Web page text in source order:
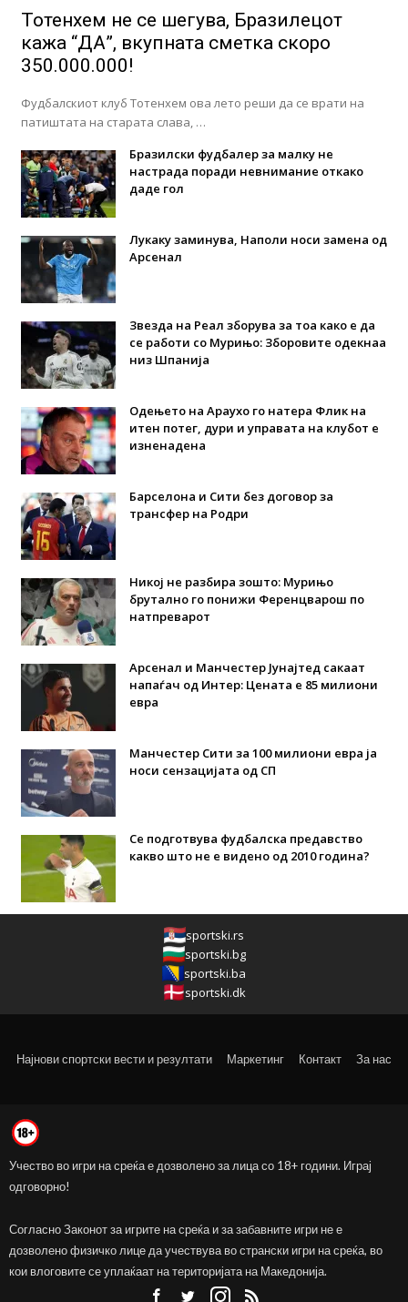
Тотенхем не се шегува, Бразилецот
кажа “ДА”, вкупната сметка скоро
350.000.000!
Фудбалскиот клуб Тотенхем ова лето реши да се врати на
патиштата на старата слава, …
Бразилски фудбалер за малку не
настрада поради невнимание откако
даде гол
Лукаку заминува, Наполи носи замена од
Арсенал
Звезда на Реал зборува за тоа како е да
се работи со Мурињо: Зборовите одекнаа
низ Шпанија
Одењето на Араухо го натера Флик на
итен потег, дури и управата на клубот е
изненадена
Барселона и Сити без договор за
трансфер на Родри
Никој не разбира зошто: Мурињо
брутално го понижи Ференцварош по
натпреварот
Арсенал и Манчестер Јунајтед сакаат
напаѓач од Интер: Цената е 85 милиони
евра
Манчестер Сити за 100 милиони евра ја
носи сензацијата од СП
Се подготвува фудбалска предавство
какво што не е видено од 2010 година?
sportski.rs
sportski.bg
sportski.ba
sportski.dk
Најнови спортски вести и резултати Маркетинг Контакт За нас
Учество во игри на среќа е дозволено за лица со 18+ години. Играј
одговорно!
Согласно Законот за игрите на среќа и за забавните игри не е
дозволено физичко лице да учествува во странски игри на среќа, во
кои влоговите се уплаќаат на територијата на Македонија.